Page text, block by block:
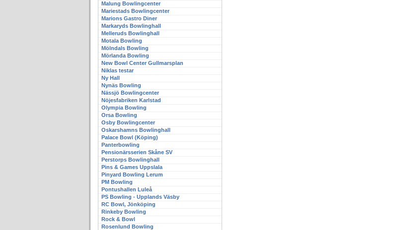
Malung Bowlingcenter
Mariestads Bowlingcenter
Marions Gastro Diner
Markaryds Bowlinghall
Melleruds Bowlinghall
Motala Bowling
Mölndals Bowling
Mörlanda Bowling
New Bowl Center Gullmarsplan
Niklas testar
Ny Hall
Nynäs Bowling
Nässjö Bowlingcenter
Nöjesfabriken Karlstad
Olympia Bowling
Orsa Bowling
Osby Bowlingcenter
Oskarshamns Bowlinghall
Palace Bowl (Köping)
Panterbowling
Pensionärsserien Skåne SV
Perstorps Bowlinghall
Pins & Games Uppslala
Pinyard Bowling Lerum
PM Bowling
Pontushallen Luleå
PS Bowling - Upplands Väsby
RC Bowl, Jönköping
Rinkeby Bowling
Rock & Bowl
Rosenlund Bowling